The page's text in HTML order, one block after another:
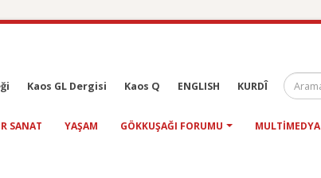
Kaos GL Dergisi Kaos Q ENGLISH KURDÎ
SANAT YAŞAM GÖKKUŞAĞI FORUMU MULTIMEDYA